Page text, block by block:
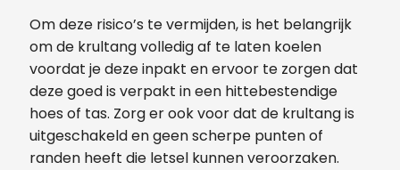
Om deze risico’s te vermijden, is het belangrijk
om de krultang volledig af te laten koelen
voordat je deze inpakt en ervoor te zorgen dat
deze goed is verpakt in een hittebestendige
hoes of tas. Zorg er ook voor dat de krultang is
uitgeschakeld en geen scherpe punten of
randen heeft die letsel kunnen veroorzaken.